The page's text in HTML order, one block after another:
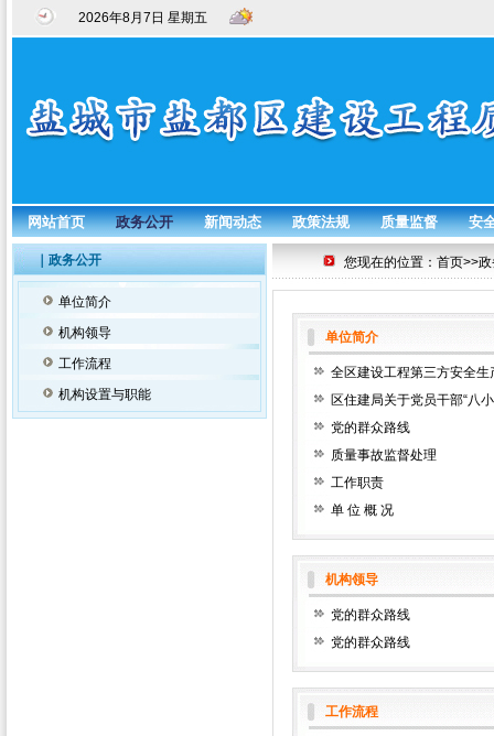
2026年8月7日 星期五
网站首页 政务公开 新闻动态 政策法规 质量监督 安
｜政务公开
单位简介
机构领导
工作流程
机构设置与职能
您现在的位置：首页>>
单位简介
全区建设工程第三方安全
区住建局关于党员干部“八
党的群众路线
质量事故监督处理
工作职责
单 位 概 况
机构领导
党的群众路线
党的群众路线
工作流程